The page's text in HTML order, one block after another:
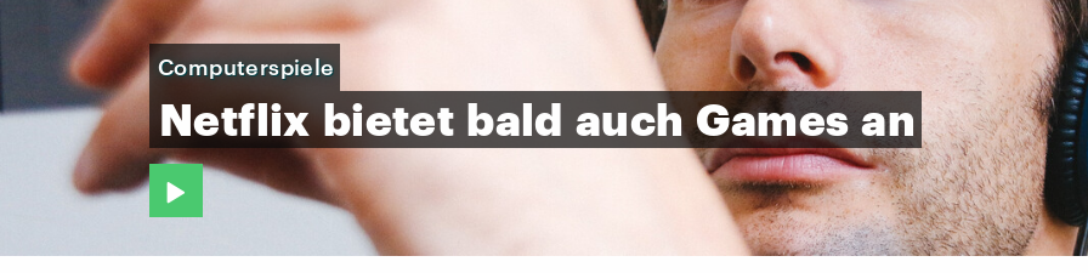
Computerspiele
Netflix bietet bald auch Games an